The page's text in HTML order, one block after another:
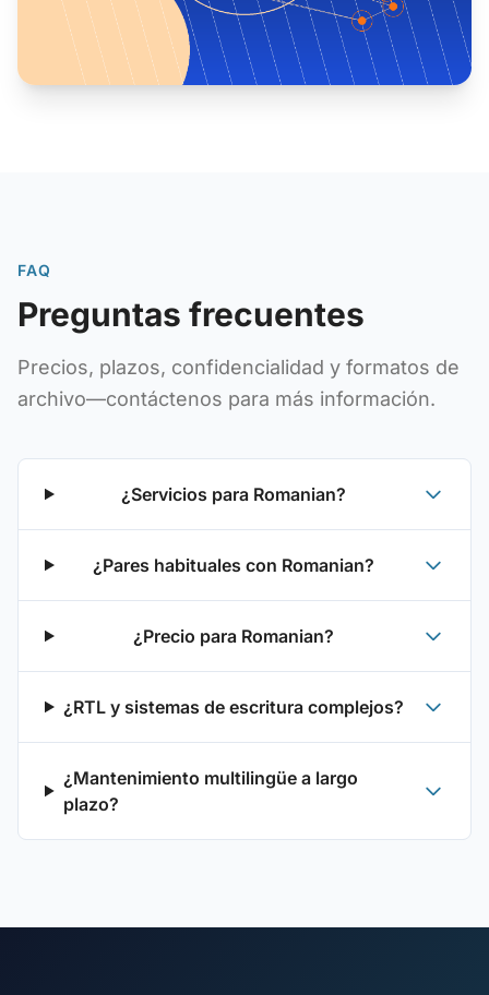
FAQ
Preguntas frecuentes
Precios, plazos, confidencialidad y formatos de
archivo—contáctenos para más información.
¿Servicios para Romanian?
¿Pares habituales con Romanian?
¿Precio para Romanian?
¿RTL y sistemas de escritura complejos?
¿Mantenimiento multilingüe a largo
plazo?